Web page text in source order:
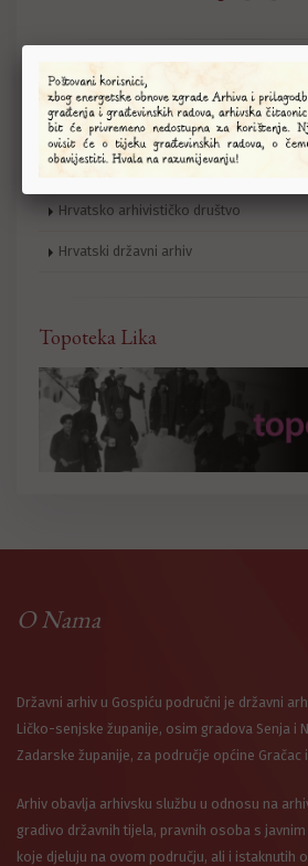
Poveznice
Arhinet
Ministarstvo kulture
Hrvatsko arhivističko društvo
Hrvatski državni arhiv
Topoteka Lika
O Nama
Državni arhiv u Gospiću područni je državni
Ličko-senjske županije, osim gradova Senja i
Zadarske županije, za područje općine Gračac
Arhiv obavlja arhivsku službu u odnosu na
gradivo državnih tijela, pravnih osoba s
koje djeluju na ovom području, ali i istaknutih